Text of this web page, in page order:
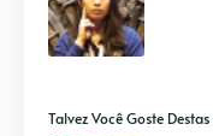
Talvez Você Goste